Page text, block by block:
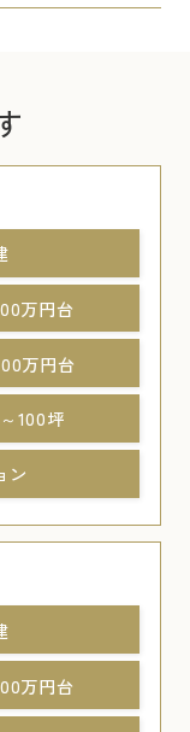
万円台
万円台
100坪
ン
万円台